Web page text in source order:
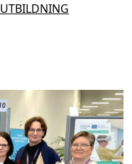
UTBILDNING